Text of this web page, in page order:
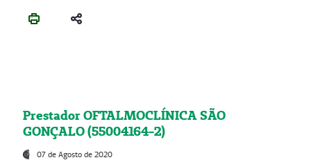
Prestador OFTALMOCLÍNICA SÃO
GONÇALO (55004164-2)
07 de Agosto de 2020